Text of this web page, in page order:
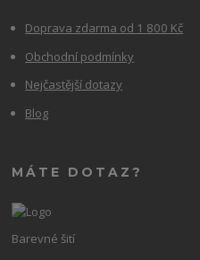
Doprava zdarma od 1 800 Kč
Obchodní podmínky
Nejčastější dotazy
Blog
MÁTE DOTAZ?
Barevné šití